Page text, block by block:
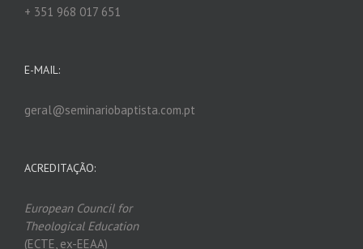
+ 351 968 017 651
E-MAIL:
geral@seminariobaptista.com.pt
ACREDITAÇÃO:
European Council for
Theological Education
(ECTE, ex-EEAA)